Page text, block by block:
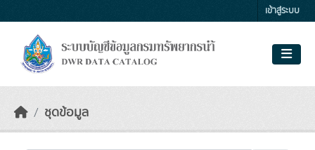
เข้าสู่ระบบ
ชุดข้อมูล